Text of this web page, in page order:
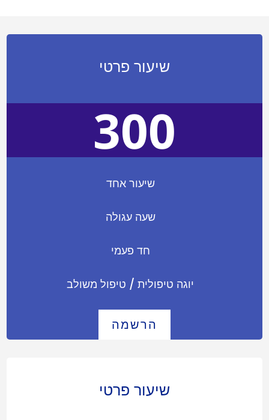
שיעור פרטי
300
שיעור אחד
שעה עגולה
חד פעמי
יוגה טיפולית / טיפול משולב
הרשמה
שיעור פרטי